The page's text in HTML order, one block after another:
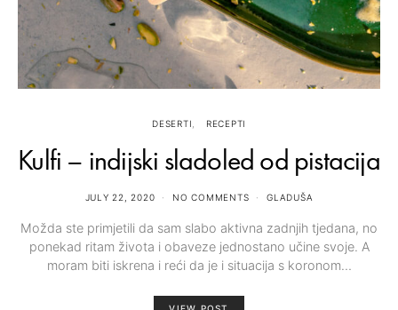
DESERTI RECEPTI
Kulfi – indijski sladoled od pistacija
JULY 22, 2020 NO COMMENTS GLADUŠA
Možda ste primjetili da sam slabo aktivna zadnjih tjedana, no
ponekad ritam života i obaveze jednostano učine svoje. A
moram biti iskrena i reći da je i situacija s koronom…